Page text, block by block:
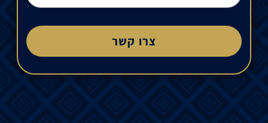
צרו קשר